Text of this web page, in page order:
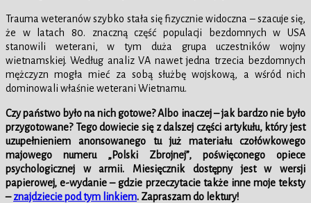
Trauma weteranów szybko stała się fizycznie widoczna – szacuje się,
że w latach 80. znaczną część populacji bezdomnych w USA
stanowili weterani, w tym duża grupa uczestników wojny
wietnamskiej. Według analiz VA nawet jedna trzecia bezdomnych
mężczyzn mogła mieć za sobą służbę wojskową, a wśród nich
dominowali właśnie weterani Wietnamu.
Czy państwo było na nich gotowe? Albo inaczej – jak bardzo nie było
przygotowane? Tego dowiecie się z dalszej części artykułu, który jest
uzupełnieniem anonsowanego tu już materiału czołówkowego
majowego numeru „Polski Zbrojnej”, poświęconego opiece
psychologicznej w armii. Miesięcznik dostępny jest w wersji
papierowej, e-wydanie – gdzie przeczytacie także inne moje teksty
–znajdziecie pod tym linkiem. Zapraszam do lektury!